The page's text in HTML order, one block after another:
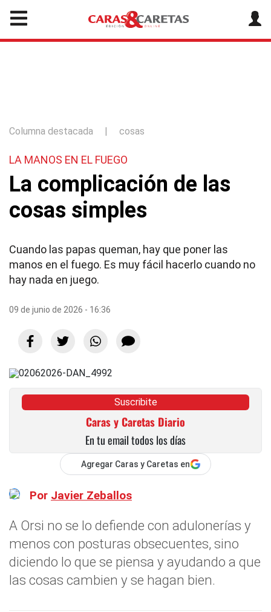
Columna destacada | cosas
LA MANOS EN EL FUEGO
La complicación de las
cosas simples
Cuando las papas queman, hay que poner las
manos en el fuego. Es muy fácil hacerlo cuando no
hay nada en juego.
09 de junio de 2026 - 16:36
Suscribite
Caras y Caretas Diario
En tu email todos los días
Agregar Caras y Caretas en
Por Javier Zeballos
A Orsi no se lo defiende con adulonerías y
menos con posturas obsecuentes, sino
diciendo lo que se piensa y ayudando a que
las cosas cambien y se hagan bien.